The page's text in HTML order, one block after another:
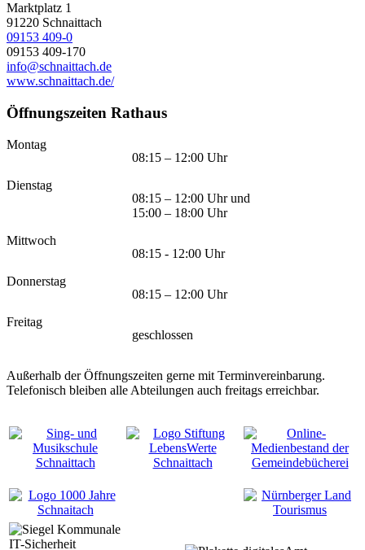
Marktplatz 1
91220 Schnaittach
09153 409-0
09153 409-170
info@schnaittach.de
www.schnaittach.de/
Öffnungszeiten Rathaus
Montag
08:15 – 12:00 Uhr
Dienstag
08:15 – 12:00 Uhr und
15:00 – 18:00 Uhr
Mittwoch
08:15 - 12:00 Uhr
Donnerstag
08:15 – 12:00 Uhr
Freitag
geschlossen
Außerhalb der Öffnungszeiten gerne mit Terminvereinbarung.
Telefonisch bleiben alle Abteilungen auch freitags erreichbar.